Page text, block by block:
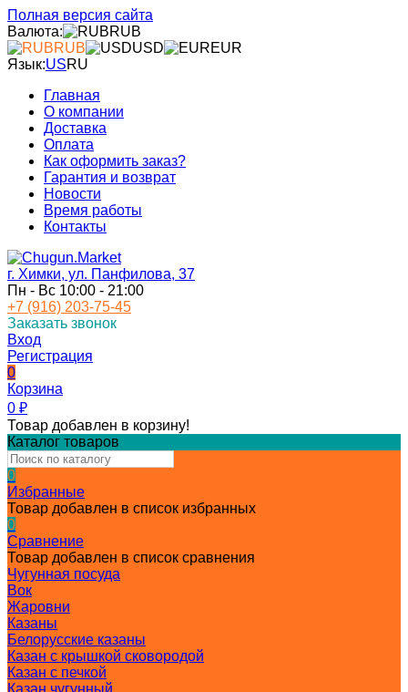
Полная версия сайта
Валюта:
RUB
RUB
USD
EUR
Язык:USRU
Главная
О компании
Доставка
Оплата
Как оформить заказ?
Гарантия и возврат
Новости
Время работы
Контакты
г. Химки, ул. Панфилова, 37
Пн - Вс 10:00 - 21:00
+7 (916) 203-75-45
Заказать звонок
Вход
Регистрация
0
Корзина
0 ₽
Товар добавлен в корзину!
Каталог товаров
0
Избранные
Товар добавлен в список избранных
0
Сравнение
Товар добавлен в список сравнения
Чугунная посуда
Вок
Жаровни
Казаны
Белорусские казаны
Казан с крышкой сковородой
Казан с печкой
Казан чугунный